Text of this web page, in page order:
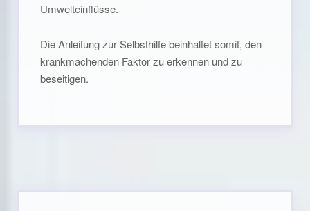
Umwelteinflüsse.
Die Anleitung zur Selbsthilfe beinhaltet somit, den
krankmachenden Faktor zu erkennen und zu
beseitigen.